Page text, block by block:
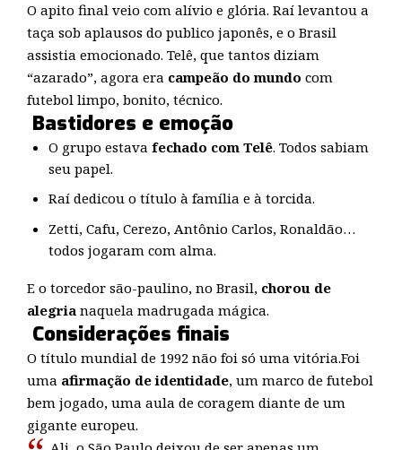
O apito final veio com alívio e glória. Raí levantou a
taça sob aplausos do publico japonês, e o Brasil
assistia emocionado. Telê, que tantos diziam
“azarado”, agora era campeão do mundo com
futebol limpo, bonito, técnico.
Bastidores e emoção
O grupo estava fechado com Telê. Todos sabiam
seu papel.
Raí dedicou o título à família e à torcida.
Zetti, Cafu, Cerezo, Antônio Carlos, Ronaldão…
todos jogaram com alma.
E o torcedor são-paulino, no Brasil, chorou de
alegria naquela madrugada mágica.
Considerações finais
O título mundial de 1992 não foi só uma vitória.Foi
uma afirmação de identidade, um marco de futebol
bem jogado, uma aula de coragem diante de um
gigante europeu.